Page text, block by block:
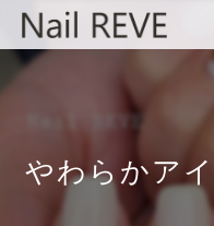
やわらかア